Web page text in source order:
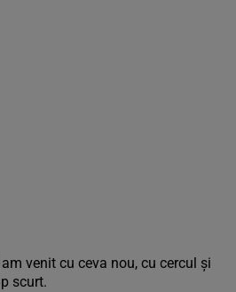
venit cu ceva nou, cu cercul și
scurt.